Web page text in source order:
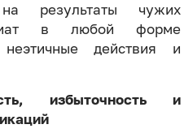
результаты чужих
в любой форме
действия и
избыточность и